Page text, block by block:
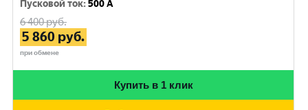
Пусковой ток:500 A
6 400руб.
5 860 руб.
при обмене
Купить в 1 клик